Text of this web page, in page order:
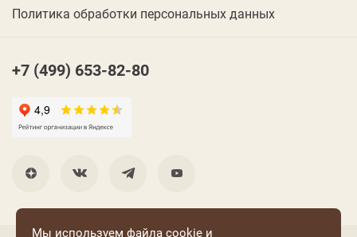
Политика обработки персональных данных
+7 (499) 653-82-80
Мы используем файла cookie и